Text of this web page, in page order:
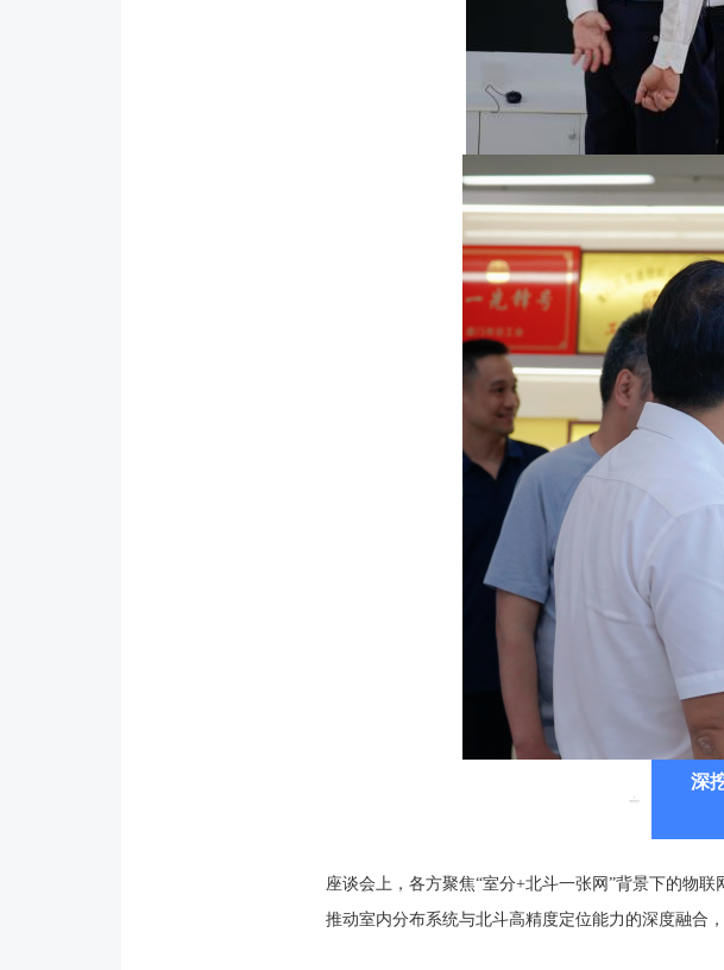
深
座谈会上，各方聚焦“室分+北斗一张网”背景下的物
推动室内分布系统与北斗高精度定位能力的深度融合